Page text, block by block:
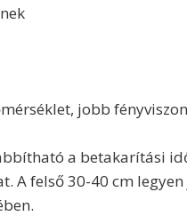
jobb
a betakarítási
A felső 30-40 cm